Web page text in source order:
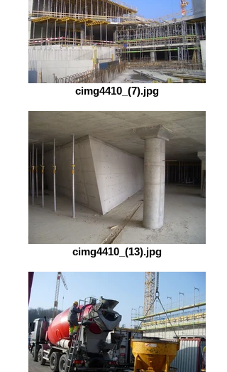
cimg4410_(7).jpg
cimg4410_(13).jpg